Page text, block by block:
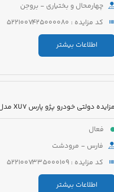
چهارمحال و بختیاری - بروجن
کد مزایده : 5221007425000080
اطلاعات بیشتر
فعال
فارس - مرودشت
کد مزایده : 5221007335000109
اطلاعات بیشتر